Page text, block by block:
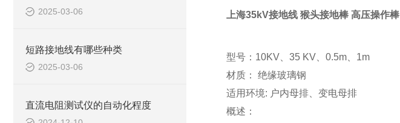
2025-03-06
短路接地线有哪些种类
2025-03-06
直流电阻测试仪的自动化程度
上海35kV接地线 猴头接地棒 高压操作棒
型号：10KV、35 KV、0.5m、1m
材质： 绝缘玻璃钢
适用环境: 户内母排、变电母排
概述：